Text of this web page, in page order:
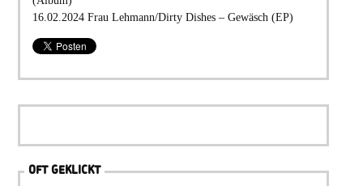
16.02.2024 Frau Lehmann/Dirty Dishes – Gewäsch (EP)
OFT GEKLICKT